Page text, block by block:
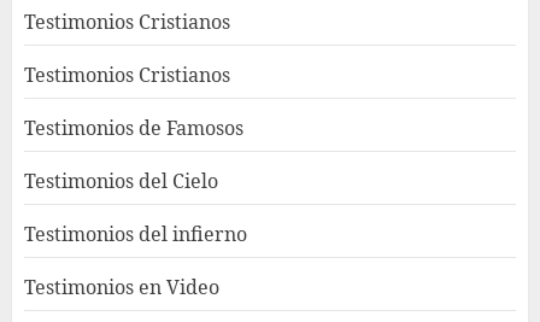
Testimonios Cristianos
Testimonios Cristianos
Testimonios de Famosos
Testimonios del Cielo
Testimonios del infierno
Testimonios en Video